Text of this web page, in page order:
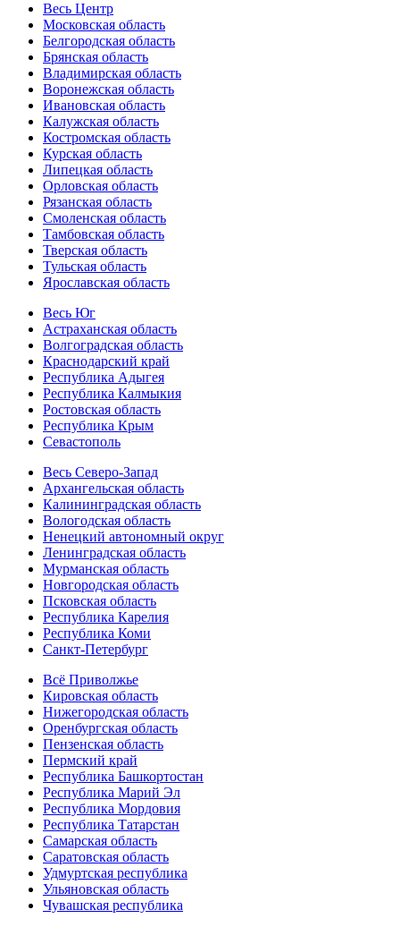
Весь Центр
Московская область
Белгородская область
Брянская область
Владимирская область
Воронежская область
Ивановская область
Калужская область
Костромская область
Курская область
Липецкая область
Орловская область
Рязанская область
Смоленская область
Тамбовская область
Тверская область
Тульская область
Ярославская область
Весь Юг
Астраханская область
Волгоградская область
Краснодарский край
Республика Адыгея
Республика Калмыкия
Ростовская область
Республика Крым
Севастополь
Весь Северо-Запад
Архангельская область
Калининградская область
Вологодская область
Ненецкий автономный округ
Ленинградская область
Мурманская область
Новгородская область
Псковская область
Республика Карелия
Республика Коми
Санкт-Петербург
Всё Приволжье
Кировская область
Нижегородская область
Оренбургская область
Пензенская область
Пермский край
Республика Башкортостан
Республика Марий Эл
Республика Мордовия
Республика Татарстан
Самарская область
Саратовская область
Удмуртская республика
Ульяновская область
Чувашская республика